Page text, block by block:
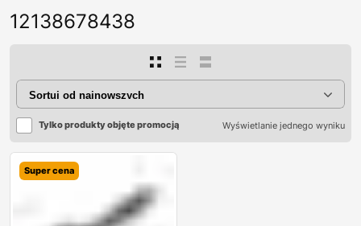
12138678438
Tylko produkty objęte promocją Wyświetlanie jednego wyniku
Super cena